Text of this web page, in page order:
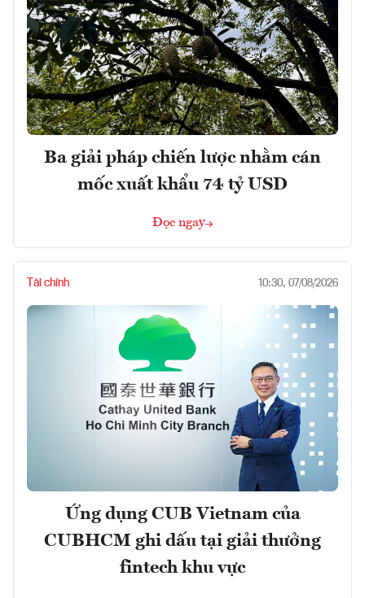
Ba giải pháp chiến lược nhằm cán
mốc xuất khẩu 74 tỷ USD
Đọc ngay
Tài chính 10:30, 07/08/2026
Ứng dụng CUB Vietnam của
CUBHCM ghi dấu tại giải thưởng
fintech khu vực